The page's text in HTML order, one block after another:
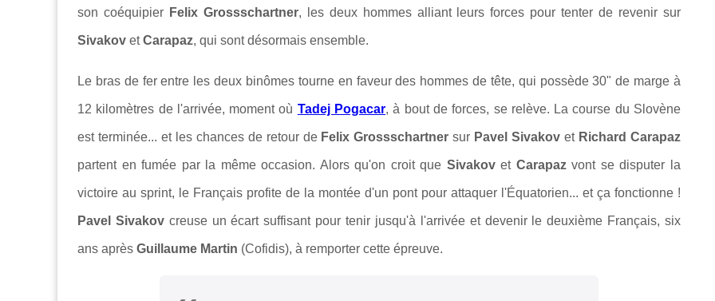
son coéquipier Felix Grossschartner, les deux hommes alliant leurs forces pour tenter de revenir sur
Sivakov etCarapaz, qui sont désormais ensemble.
Le bras de fer entre les deux binômes tourne en faveur des hommes de tête, qui possède 30" de marge à
12 kilomètres de l'arrivée, moment où Tadej Pogacar, à bout de forces, se relève. La course du Slovène
est terminée... et les chances de retour de Felix Grossschartner sur Pavel Sivakov et Richard Carapaz
partent en fumée par la même occasion. Alors qu'on croit que Sivakovet Carapazvont se disputer la
victoire au sprint, le Français profite de la montée d'un pont pour attaquer l'Équatorien... et ça fonctionne !
Pavel Sivakovcreuse un écart suffisant pour tenir jusqu'à l'arrivée et devenir le deuxième Français, six
ans après Guillaume Martin (Cofidis), à remporter cette épreuve.